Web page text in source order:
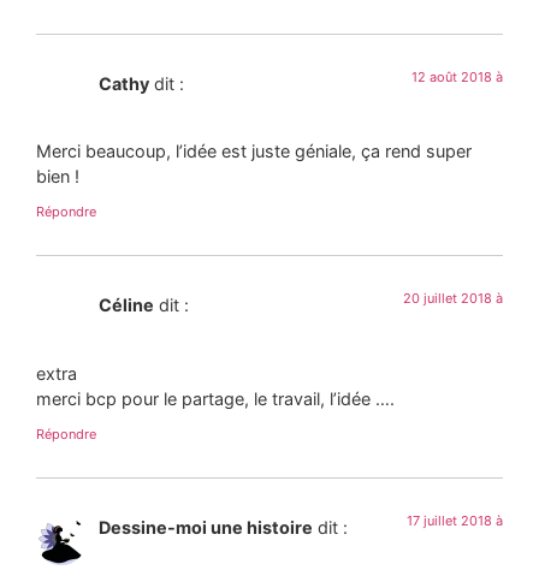
Cathy dit : 12 août 2018 à
Merci beaucoup, l’idée est juste géniale, ça rend super
bien !
Répondre
Céline dit : 20 juillet 2018 à
extra
merci bcp pour le partage, le travail, l’idée ….
Répondre
Dessine-moi une histoire dit : 17 juillet 2018 à